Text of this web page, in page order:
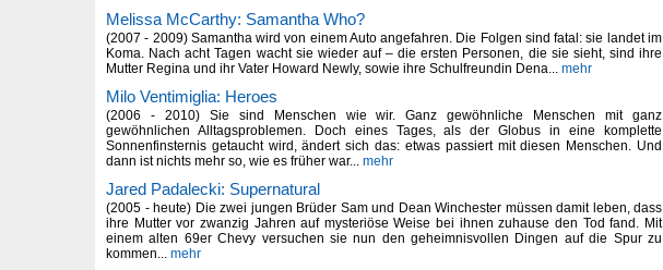
Melissa McCarthy: Samantha Who?
(2007 - 2009) Samantha wird von einem Auto angefahren. Die Folgen sind fatal: sie landet im
Koma. Nach acht Tagen wacht sie wieder auf – die ersten Personen, die sie sieht, sind ihre
Mutter Regina und ihr Vater Howard Newly, sowie ihre Schulfreundin Dena... mehr
Milo Ventimiglia: Heroes
(2006 - 2010) Sie sind Menschen wie wir. Ganz gewöhnliche Menschen mit ganz
gewöhnlichen Alltagsproblemen. Doch eines Tages, als der Globus in eine komplette
Sonnenfinsternis getaucht wird, ändert sich das: etwas passiert mit diesen Menschen. Und
dann ist nichts mehr so, wie es früher war... mehr
Jared Padalecki: Supernatural
(2005 - heute) Die zwei jungen Brüder Sam und Dean Winchester müssen damit leben, dass
ihre Mutter vor zwanzig Jahren auf mysteriöse Weise bei ihnen zuhause den Tod fand. Mit
einem alten 69er Chevy versuchen sie nun den geheimnisvollen Dingen auf die Spur zu
kommen... mehr